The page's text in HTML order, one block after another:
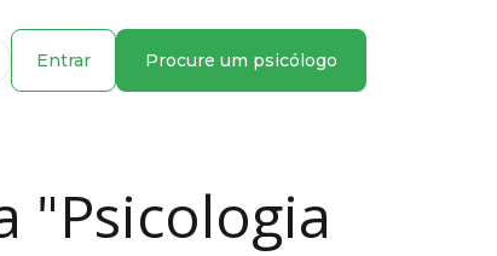
Entrar Procure um psicólogo
"Psicologia